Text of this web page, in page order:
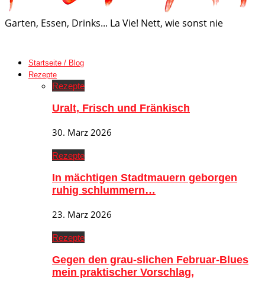
Garten, Essen, Drinks... La Vie! Nett, wie sonst nie
Startseite / Blog
Rezepte
Rezepte
Uralt, Frisch und Fränkisch
30. März 2026
Rezepte
In mächtigen Stadtmauern geborgen
ruhig schlummern…
23. März 2026
Rezepte
Gegen den grau-slichen Februar-Blues
mein praktischer Vorschlag,